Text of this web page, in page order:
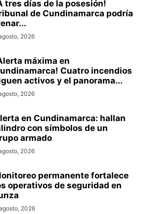
tres días de la posesión!
de Cundinamarca podría
2026
máxima en
Cuatro incendios
activos y el panorama...
2026
en Cundinamarca: hallan
con símbolos de un
armado
2026
permanente fortalece
operativos de seguridad en
2026